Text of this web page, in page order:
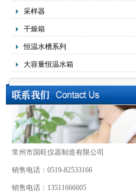
采样器
干燥箱
恒温水槽系列
大容量恒温水箱
常州市国旺仪器制造有限公司
销售电话：0519-82533166
销售电话：13511666605